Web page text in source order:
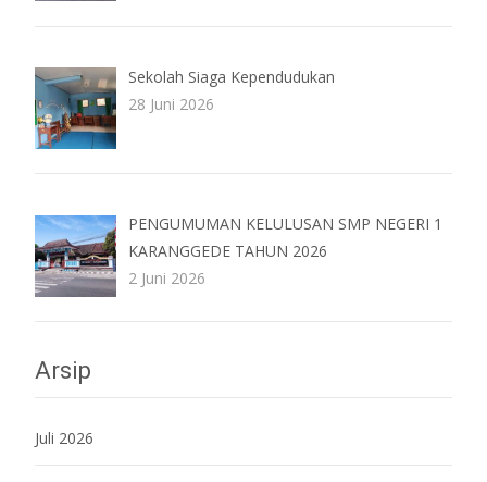
Sekolah Siaga Kependudukan
28 Juni 2026
PENGUMUMAN KELULUSAN SMP NEGERI 1
KARANGGEDE TAHUN 2026
2 Juni 2026
Arsip
Juli 2026